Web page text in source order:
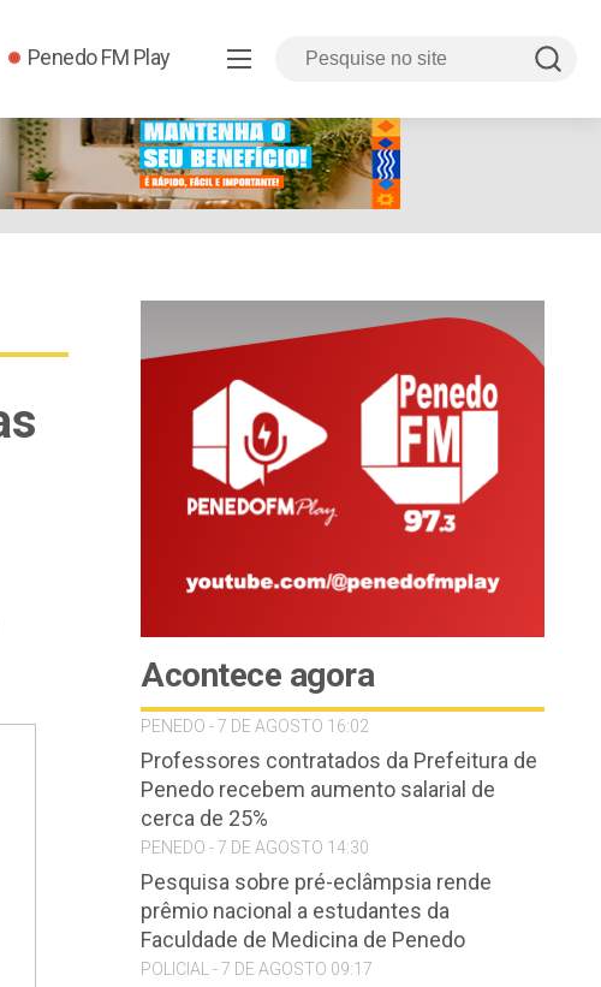
Penedo FM Play
Acontece agora
PENEDO - 7 DE AGOSTO 16:02
Professores contratados da Prefeitura de
Penedo recebem aumento salarial de
cerca de 25%
PENEDO - 7 DE AGOSTO 14:30
Pesquisa sobre pré-eclâmpsia rende
prêmio nacional a estudantes da
Faculdade de Medicina de Penedo
POLICIAL - 7 DE AGOSTO 09:17